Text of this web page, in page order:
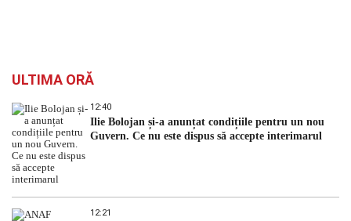
ULTIMA ORĂ
12:40
Ilie Bolojan și-a anunțat condițiile pentru un nou
Guvern. Ce nu este dispus să accepte interimarul
12:21